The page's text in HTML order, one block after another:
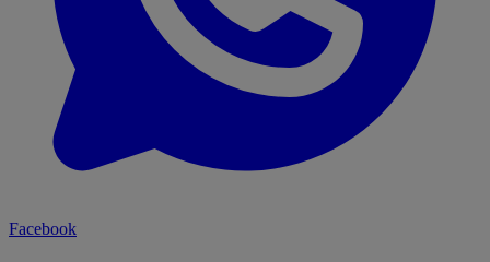
Facebook